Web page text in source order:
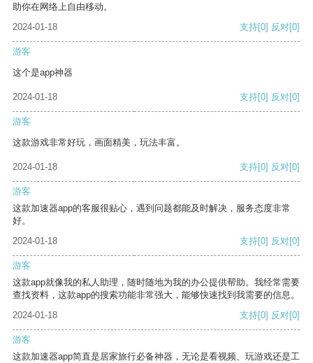
助你在网络上自由移动。
2024-01-18
支持[0] 反对[0]
游客
这个是app神器
2024-01-18 支持[0] 反对[0]
游客
这款游戏非常好玩，画面精美，玩法丰富。
2024-01-18 支持[0] 反对[0]
游客
这款加速器app的客服很贴心，遇到问题都能及时解决，服务态度非常
好。
2024-01-18
支持[0] 反对[0]
游客
这款app就像我的私人助理，随时随地为我的办公提供帮助。我经常需要
查找资料，这款app的搜索功能非常强大，能够快速找到我需要的信息。
2024-01-18
支持[0] 反对[0]
游客
这款加速器app简直是居家旅行必备神器，无论是看视频、玩游戏还是工